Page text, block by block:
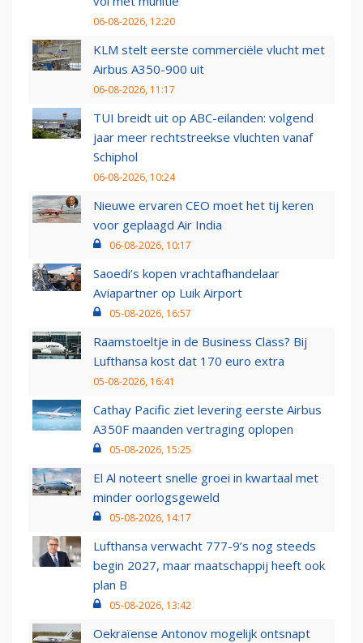
06-08-2026, 12:20
KLM stelt eerste commerciële vlucht met
Airbus A350-900 uit
06-08-2026, 11:17
TUI breidt uit op ABC-eilanden: volgend
jaar meer rechtstreekse vluchten vanaf
Schiphol
06-08-2026, 10:24
Nieuwe ervaren CEO moet het tij keren
voor geplaagd Air India
06-08-2026, 10:17
Saoedi’s kopen vrachtafhandelaar
Aviapartner op Luik Airport
05-08-2026, 16:57
Raamstoeltje in de Business Class? Bij
Lufthansa kost dat 170 euro extra
05-08-2026, 16:41
Cathay Pacific ziet levering eerste Airbus
A350F maanden vertraging oplopen
05-08-2026, 15:25
El Al noteert snelle groei in kwartaal met
minder oorlogsgeweld
05-08-2026, 14:17
Lufthansa verwacht 777-9’s nog steeds
begin 2027, maar maatschappij heeft ook
plan B
05-08-2026, 13:42
Oekraïense Antonov mogelijk ontsnapt